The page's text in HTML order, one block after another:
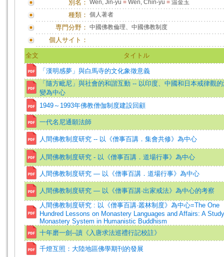
別名： Wen, Jin-yu = Wen, Chin-yu = 温金玉
種類： 個人著者
専門分野： 中國佛教倫理、中國佛教制度
個人サイト：
全文 タイトル
「漢明感夢」與白馬寺的文化象徵意義
「隨方毗尼」與社會的和諧互動 -- 以印度、中國和日本戒律觀
變為中心
1949～1993年佛教僧伽制度建設回顧
一代名尼通願法師
人間佛教制度研究 -- 以《僧事百講．集會共修》為中心
人間佛教制度研究 - 以《僧事百講．道場行事》為中心
人間佛教制度研究 — 以《僧事百講．道場行事》為中心
人間佛教制度研究 — 以《僧事百講·出家戒法》為中心的考察
人間佛教制度研究 : 以《僧事百講·叢林制度》為中心=The One
Hundred Lessons on Monastery Languages and Affairs: A
Monastery System in Humanistic Buddhism
十年磨一劍--讀《入唐求法巡禮行記校註》
千燈互照：大陸地區佛學期刊的發展